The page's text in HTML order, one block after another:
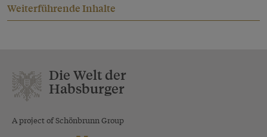
Weiterführende Inhalte
Die Welt der
Habsburger
A project of Schönbrunn Group